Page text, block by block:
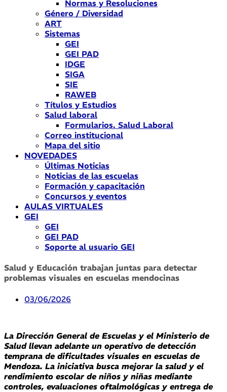
Normas y Resoluciones
Género / Diversidad
ART
Sistemas
GEI
GEI PAD
IDGE
SIGA
SIE
RAWEB
Títulos y Estudios
Salud laboral
Formularios. Salud Laboral
Correo institucional
Mapa del sitio
NOVEDADES
Últimas Noticias
Noticias de las escuelas
Formación y capacitación
Concursos y eventos
AULAS VIRTUALES
GEI
GEI
GEI PAD
Soporte al usuario GEI
Salud y Educación trabajan juntas para detectar
problemas visuales en escuelas mendocinas
03/06/2026
La Dirección General de Escuelas y el Ministerio de
Salud llevan adelante un operativo de detección
temprana de dificultades visuales en escuelas de
Mendoza. La iniciativa busca mejorar la salud y el
rendimiento escolar de niños y niñas mediante
controles, evaluaciones oftalmológicas y entrega de